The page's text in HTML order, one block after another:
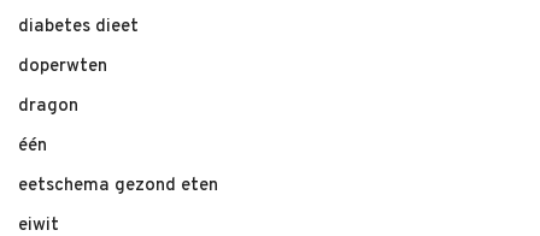
diabetes dieet
doperwten
dragon
één
eetschema gezond eten
eiwit